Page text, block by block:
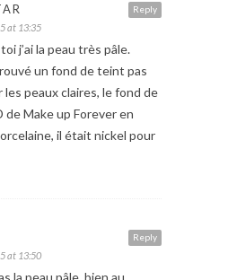
Reply
at 13:35
j’ai la peau très pâle.
un fond de teint pas
les peaux claires, le fond de
de Make up Forever en
il était nickel pour
Reply
at 13:50
la peau pâle, bien au